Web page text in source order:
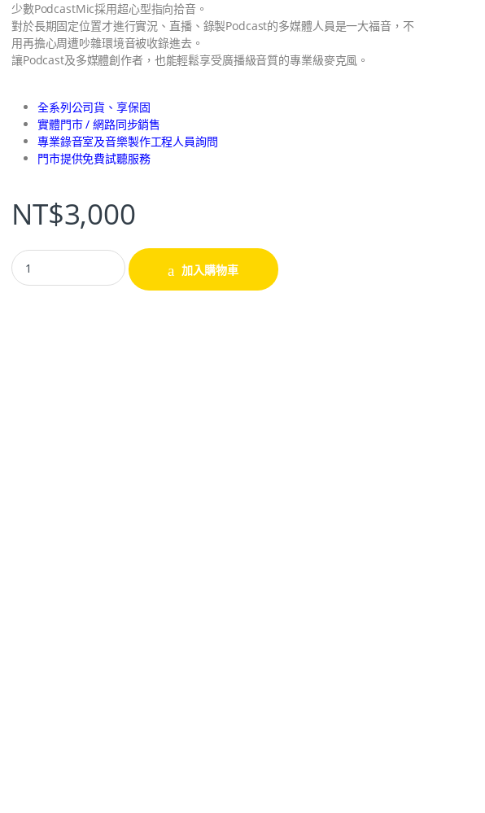
少數PodcastMic採用超心型指向拾音。
對於長期固定位置才進行實況、直播、錄製Podcast的多媒體人員是一大福音，不
用再擔心周遭吵雜環境音被收錄進去。
讓Podcast及多媒體創作者，也能輕鬆享受廣播級音質的專業級麥克風。
全系列公司貨、享保固
實體門市 / 網路同步銷售
專業錄音室及音樂製作工程人員詢問
門市提供免費試聽服務
NT$3,000
加入購物車